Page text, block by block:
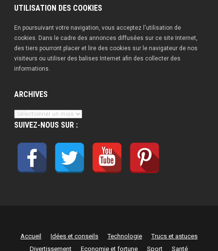
UTILISATION DES COOKIES
En poursuivant votre navigation, vous acceptez l'utilisation de
cookies. Dans le cadre des annonces diffusées sur ce site Internet,
des tiers pourront placer et lire des cookies sur le navigateur de nos
visiteurs ou utiliser des balises Internet afin des collecter des
informations.
ARCHIVES
Archives
SUIVEZ-NOUS SUR :
Accueil Idées et conseils Technologie
Trucs et astuces
Divertissement
Economie et fortune Sport Santé